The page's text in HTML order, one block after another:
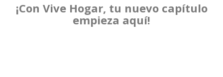
¡Con Vive Hogar, tu nuevo capítulo
empieza aquí!